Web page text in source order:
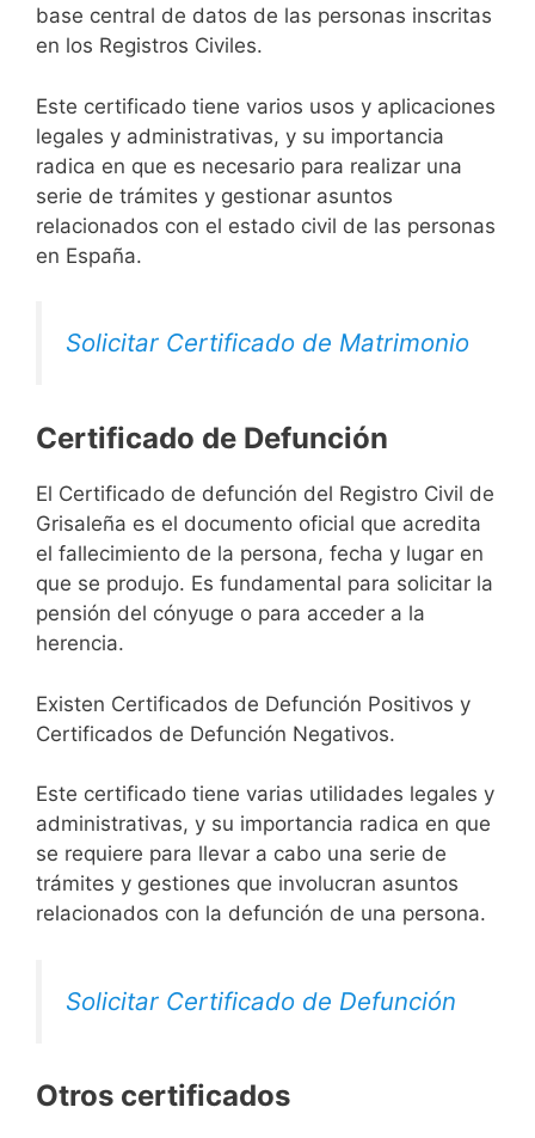
base central de datos de las personas inscritas
en los Registros Civiles.
Este certificado tiene varios usos y aplicaciones
legales y administrativas, y su importancia
radica en que es necesario para realizar una
serie de trámites y gestionar asuntos
relacionados con el estado civil de las personas
en España.
Solicitar Certificado de Matrimonio
Certificado de Defunción
El Certificado de defunción del Registro Civil de
Grisaleña es el documento oficial que acredita
el fallecimiento de la persona, fecha y lugar en
que se produjo. Es fundamental para solicitar la
pensión del cónyuge o para acceder a la
herencia.
Existen Certificados de Defunción Positivos y
Certificados de Defunción Negativos.
Este certificado tiene varias utilidades legales y
administrativas, y su importancia radica en que
se requiere para llevar a cabo una serie de
trámites y gestiones que involucran asuntos
relacionados con la defunción de una persona.
Solicitar Certificado de Defunción
Otros certificados